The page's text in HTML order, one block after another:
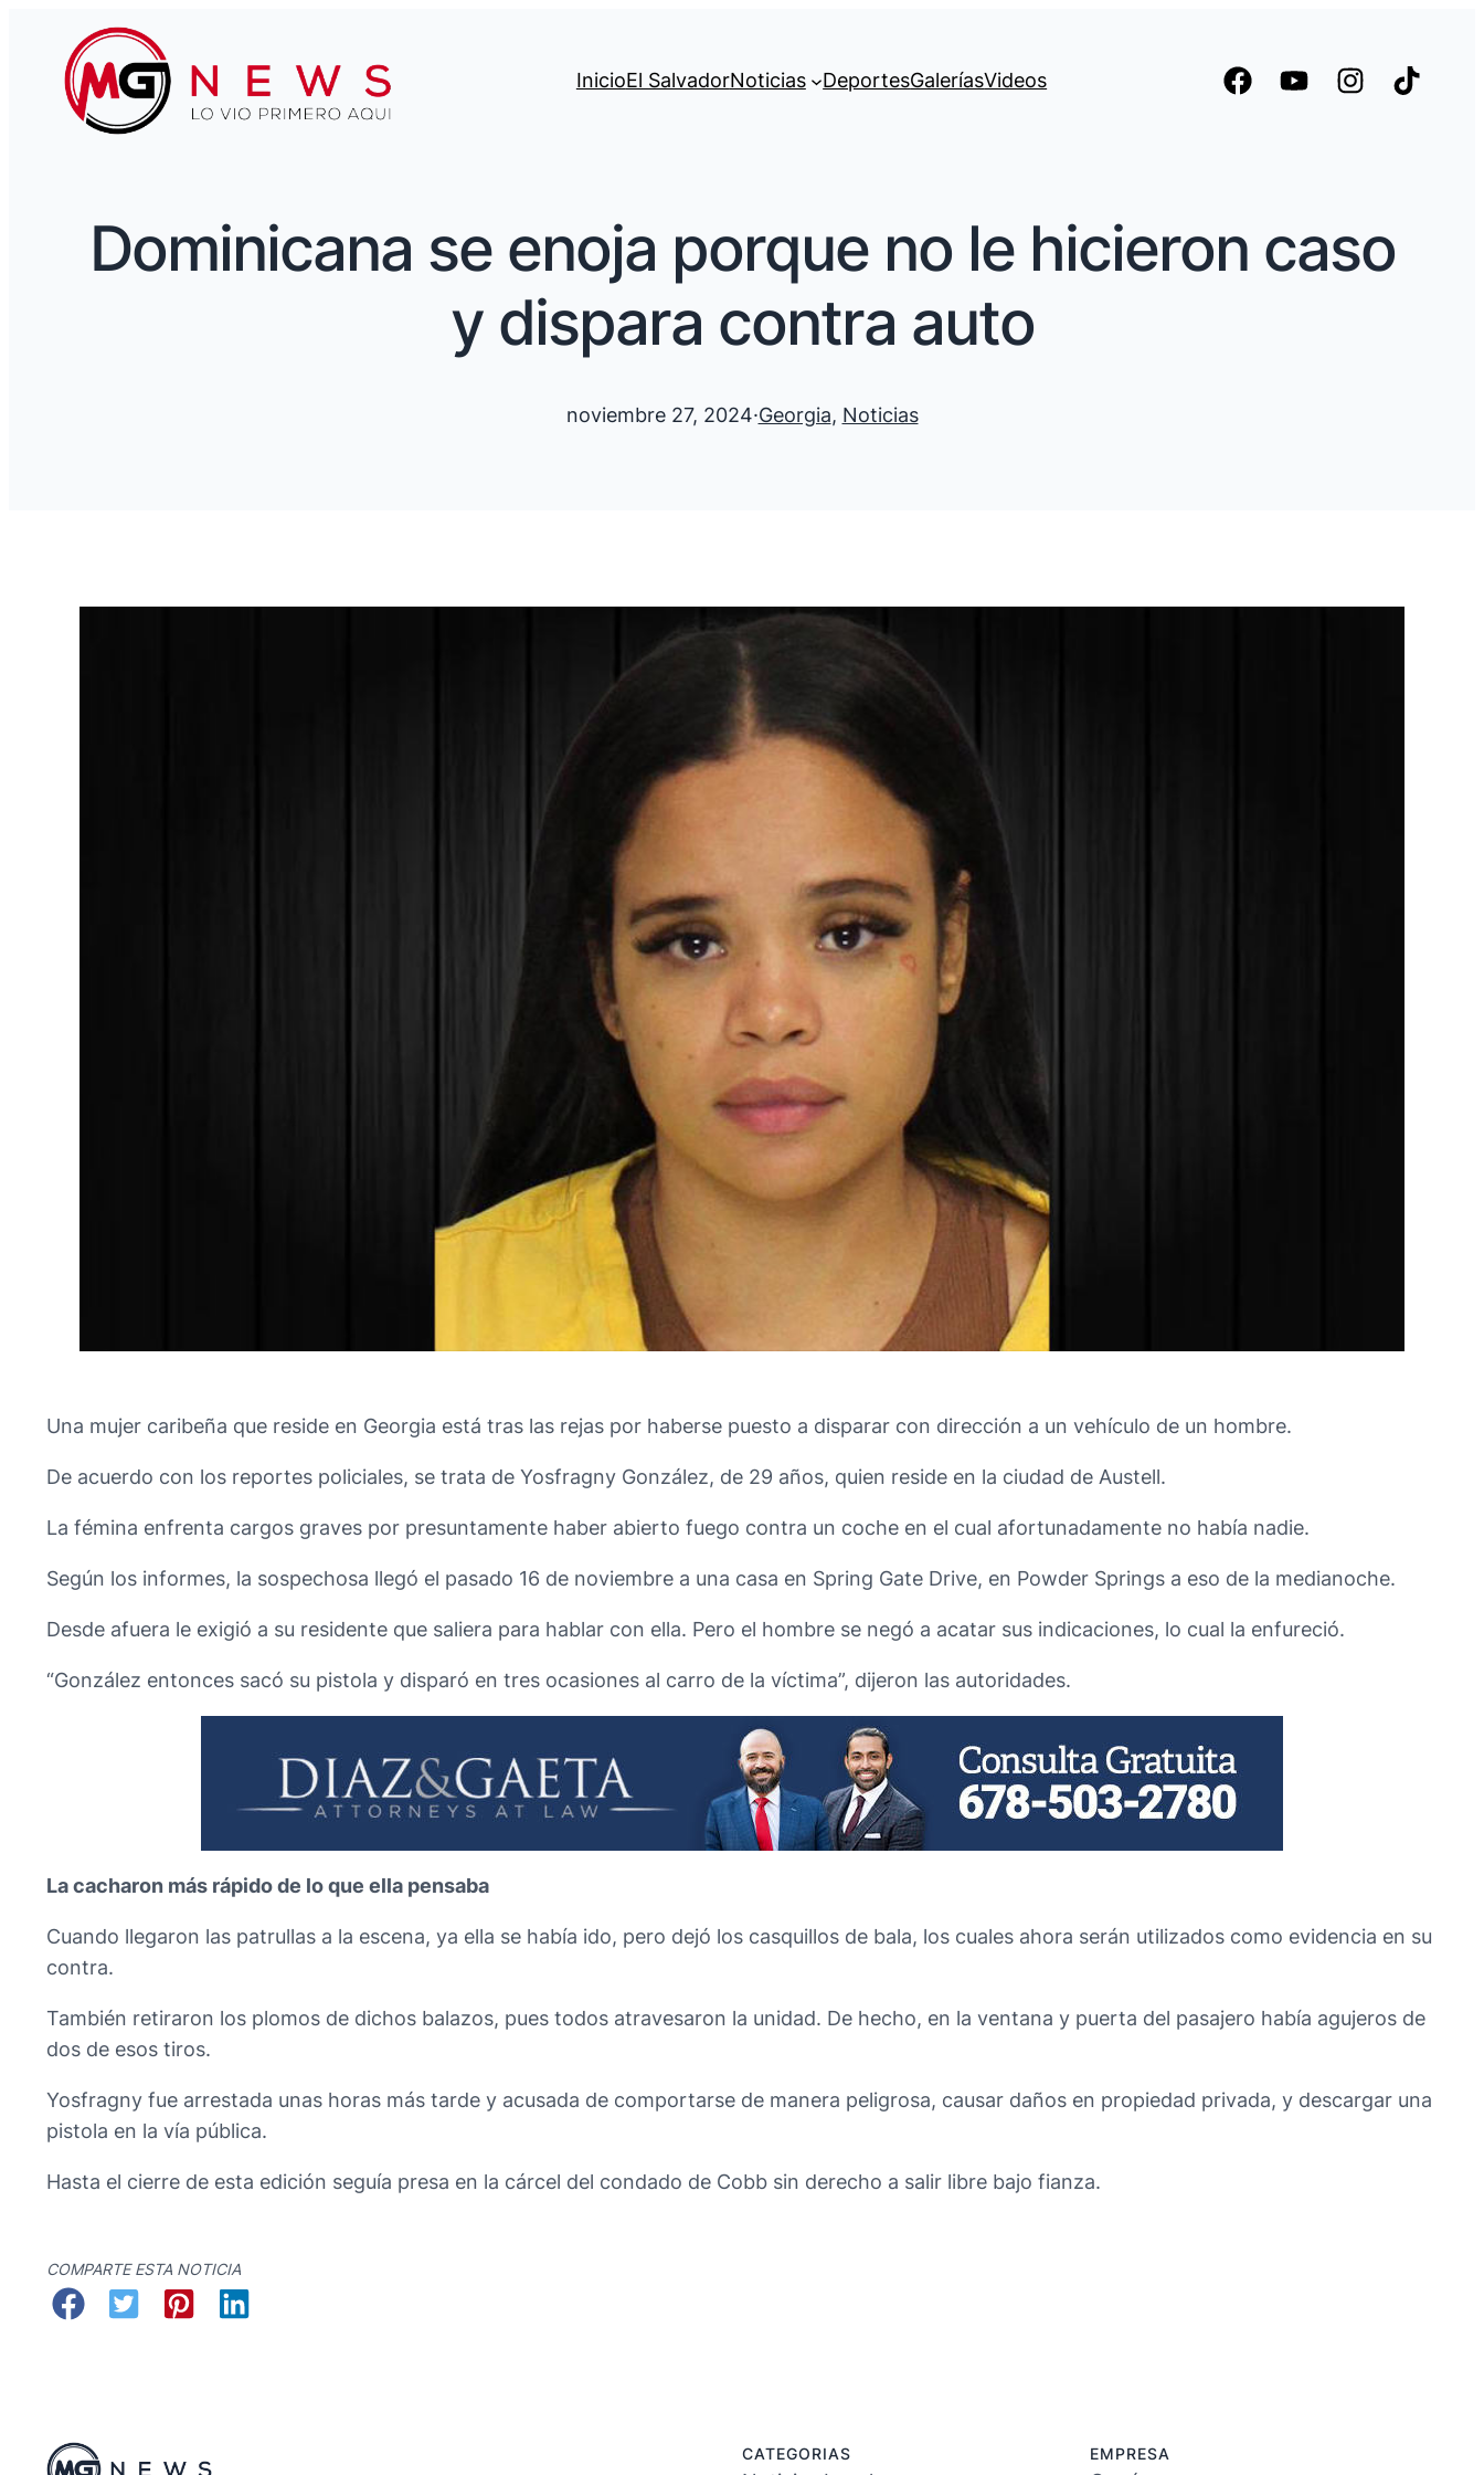
InicioEl SalvadorNoticias DeportesGaleríasVideos
Dominicana se enoja porque no le hicieron caso
y dispara contra auto
noviembre 27, 2024·Georgia, Noticias
Una mujer caribeña que reside en Georgia está tras las rejas por haberse puesto a disparar con dirección a un vehículo de un hombre.
De acuerdo con los reportes policiales, se trata de Yosfragny González, de 29 años, quien reside en la ciudad de Austell.
La fémina enfrenta cargos graves por presuntamente haber abierto fuego contra un coche en el cual afortunadamente no había nadie.
Según los informes, la sospechosa llegó el pasado 16 de noviembre a una casa en Spring Gate Drive, en Powder Springs a eso de la medianoche.
Desde afuera le exigió a su residente que saliera para hablar con ella. Pero el hombre se negó a acatar sus indicaciones, lo cual la enfureció.
“González entonces sacó su pistola y disparó en tres ocasiones al carro de la víctima”, dijeron las autoridades.
La cacharon más rápido de lo que ella pensaba
Cuando llegaron las patrullas a la escena, ya ella se había ido, pero dejó los casquillos de bala, los cuales ahora serán utilizados como evidencia en su
contra.
También retiraron los plomos de dichos balazos, pues todos atravesaron la unidad. De hecho, en la ventana y puerta del pasajero había agujeros de
dos de esos tiros.
Yosfragny fue arrestada unas horas más tarde y acusada de comportarse de manera peligrosa, causar daños en propiedad privada, y descargar una
pistola en la vía pública.
Hasta el cierre de esta edición seguía presa en la cárcel del condado de Cobb sin derecho a salir libre bajo fianza.
COMPARTE ESTA NOTICIA
CATEGORIAS EMPRESA